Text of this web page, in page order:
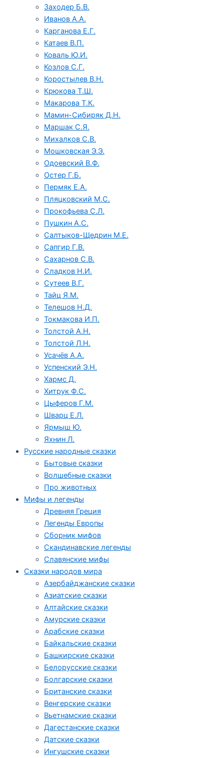
Заходер Б.В.
Иванов А.А.
Карганова Е.Г.
Катаев В.П.
Коваль Ю.И.
Козлов С.Г.
Коростылев В.Н.
Крюкова Т.Ш.
Макарова Т.К.
Мамин-Сибиряк Д.Н.
Маршак С.Я.
Михалков С.В.
Мошковская Э.Э.
Одоевский В.Ф.
Остер Г.Б.
Пермяк Е.А.
Пляцковский М.С.
Прокофьева С.Л.
Пушкин А.С.
Салтыков-Щедрин М.Е.
Сапгир Г.В.
Сахарнов С.В.
Сладков Н.И.
Сутеев В.Г.
Тайц Я.М.
Телешов Н.Д.
Токмакова И.П.
Толстой А.Н.
Толстой Л.Н.
Усачёв А.А.
Успенский Э.Н.
Хармс Д.
Хитрук Ф.С.
Цыферов Г.М.
Шварц Е.Л.
Ярмыш Ю.
Яхнин Л.
Русские народные сказки
Бытовые сказки
Волшебные сказки
Про животных
Мифы и легенды
Древняя Греция
Легенды Европы
Сборник мифов
Скандинавские легенды
Славянские мифы
Сказки народов мира
Азербайджанские сказки
Азиатские сказки
Алтайские сказки
Амурские сказки
Арабские сказки
Байкальские сказки
Башкирские сказки
Белорусские сказки
Болгарские сказки
Британские сказки
Венгерские сказки
Вьетнамские сказки
Дагестанские сказки
Датские сказки
Ингушские сказки